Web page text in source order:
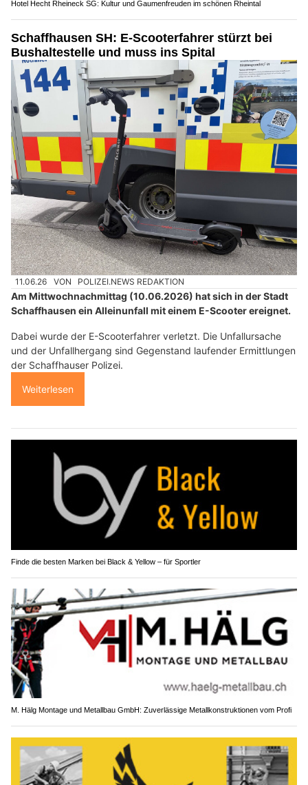
Hotel Hecht Rheineck SG: Kultur und Gaumenfreuden im schönen Rheintal
Schaffhausen SH: E-Scooterfahrer stürzt bei
Bushaltestelle und muss ins Spital
11.06.26 VON POLIZEI.NEWS REDAKTION
Am Mittwochnachmittag (10.06.2026) hat sich in der Stadt
Schaffhausen ein Alleinunfall mit einem E-Scooter ereignet.
Dabei wurde der E-Scooterfahrer verletzt. Die Unfallursache
und der Unfallhergang sind Gegenstand laufender Ermittlungen
der Schaffhauser Polizei.
Weiterlesen
Finde die besten Marken bei Black & Yellow – für Sportler
M. Hälg Montage und Metallbau GmbH: Zuverlässige Metallkonstruktionen vom Profi